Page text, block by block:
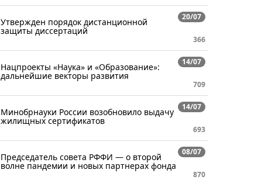
20/07
Утвержден порядок дистанционной
защиты диссертаций
366
14/07
Нацпроекты «Наука» и «Образование»:
дальнейшие векторы развития
709
14/07
Минобрнауки России возобновило выдачу
жилищных сертификатов
693
08/07
Председатель совета РФФИ — о второй
волне пандемии и новых партнерах фонда
870